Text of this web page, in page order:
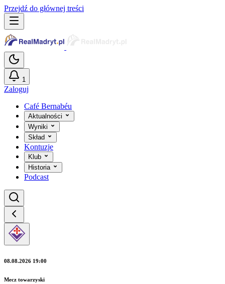
Przejdź do głównej treści
1
Zaloguj
Café Bernabéu
Aktualności
Wyniki
Skład
Kontuzje
Klub
Historia
Podcast
08.08.2026 19:00
Mecz towarzyski